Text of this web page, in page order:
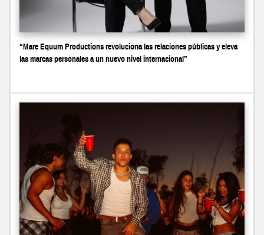
“Mare Equum Productions revoluciona las relaciones públicas y eleva
las marcas personales a un nuevo nivel internacional”